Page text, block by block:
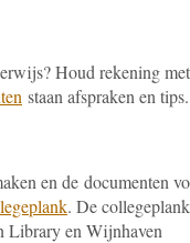
Houd rekening
staan afspraken en tips.
en de documenten
. De
Library en Wijnhaven